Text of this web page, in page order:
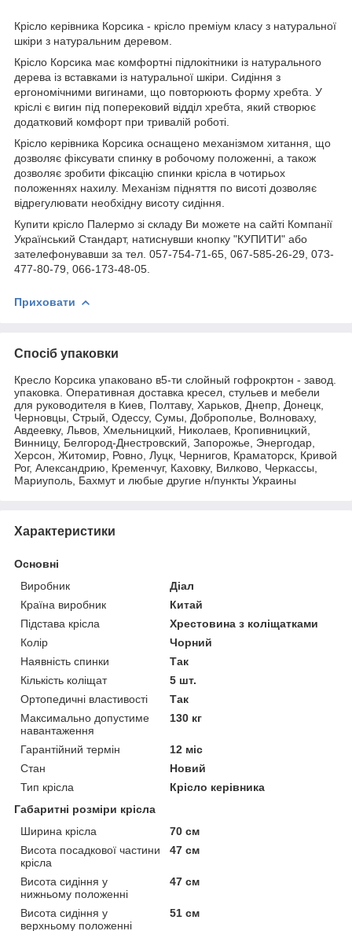
Крісло керівника Корсика - крісло преміум класу з натуральної
шкіри з натуральним деревом.
Крісло Корсика має комфортні підлокітники із натурального
дерева із вставками із натуральної шкіри. Сидіння з
ергономічними вигинами, що повторюють форму хребта. У
кріслі є вигин під поперековий відділ хребта, який створює
додатковий комфорт при тривалій роботі.
Крісло керівника Корсика оснащено механізмом хитання, що
дозволяє фіксувати спинку в робочому положенні, а також
дозволяє зробити фіксацію спинки крісла в чотирьох
положеннях нахилу. Механізм підняття по висоті дозволяє
відрегулювати необхідну висоту сидіння.
Купити крісло Палермо зі складу Ви можете на сайті Компанії
Український Стандарт, натиснувши кнопку "КУПИТИ" або
зателефонувавши за тел. 057-754-71-65, 067-585-26-29, 073-
477-80-79, 066-173-48-05.
Приховати
Спосіб упаковки
Кресло Корсика упаковано в5-ти слойный гофрокртон - завод.
упаковка. Оперативная доставка кресел, стульев и мебели
для руководителя в Киев, Полтаву, Харьков, Днепр, Донецк,
Черновцы, Стрый, Одессу, Сумы, Доброполье, Волноваху,
Авдеевку, Львов, Хмельницкий, Николаев, Кропивницкий,
Винницу, Белгород-Днестровский, Запорожье, Энергодар,
Херсон, Житомир, Ровно, Луцк, Чернигов, Краматорск, Кривой
Рог, Александрию, Кременчуг, Каховку, Вилково, Черкассы,
Мариуполь, Бахмут и любые другие н/пункты Украины
Характеристики
Основні
Виробник
Діал
Країна виробник
Китай
Підстава крісла
Хрестовина з коліщатками
Колір
Чорний
Наявність спинки
Так
Кількість коліщат
5 шт.
Ортопедичні властивості
Так
Максимально допустиме
навантаження
130 кг
Гарантійний термін
12 міс
Стан
Новий
Тип крісла
Крісло керівника
Габаритні розміри крісла
Ширина крісла
70 см
Висота посадкової частини
крісла
47 см
Висота сидіння у
нижньому положенні
47 см
Висота сидіння у
верхньому положенні
51 см